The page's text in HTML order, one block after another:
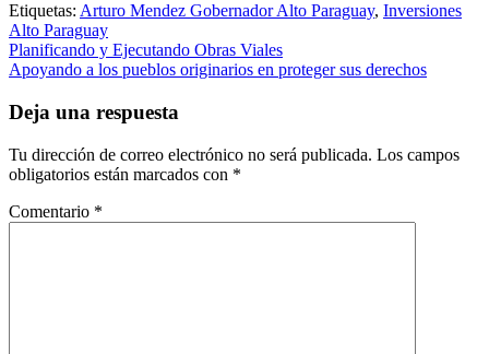
Etiquetas: Arturo Mendez Gobernador Alto Paraguay, Inversiones
Alto Paraguay
Navegación
de
entradas
Planificando y Ejecutando Obras Viales
Apoyando a los pueblos originarios en proteger sus derechos
Deja una respuesta
Tu dirección de correo electrónico no será publicada. Los campos
obligatorios están marcados con *
Comentario *